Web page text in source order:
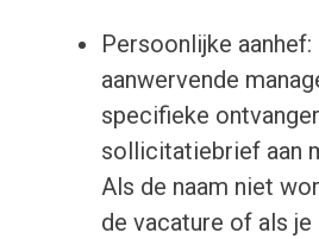
Persoonlijke aanhef:
aanwervende
specifieke
sollicitatiebrief aan
Als de naam niet
de vacature of als